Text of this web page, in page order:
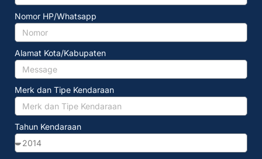
Nomor HP/Whatsapp
Alamat Kota/Kabupaten
Merk dan Tipe Kendaraan
Tahun Kendaraan